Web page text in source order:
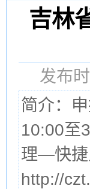
吉林
发布
简介：
10:00至
理—快捷
http://